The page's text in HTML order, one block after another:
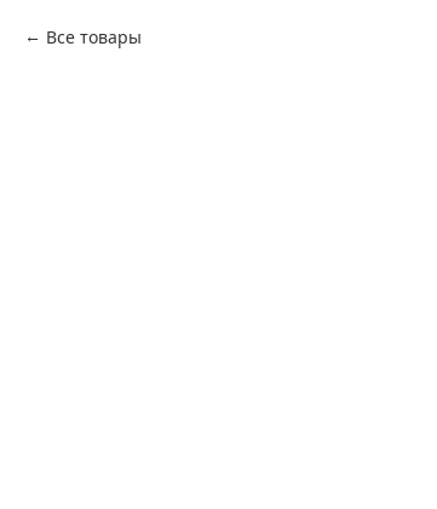
Все товары